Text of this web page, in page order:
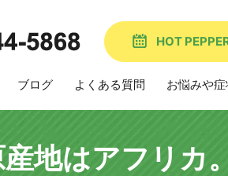
HOT
ブログ よくある質問 お悩みや症
地はアフリカ。